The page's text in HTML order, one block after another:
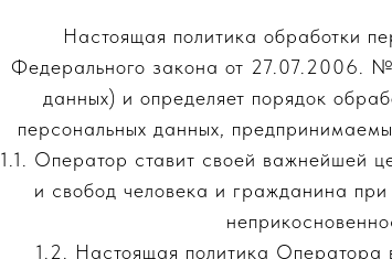
Настоящая политика обработки
Федерального закона от 27.07.2006.
данных) и определяет порядок
персональных данных,
1.1. Оператор ставит своей важнейшей
и свобод человека и гражданина
1.2. Настоящая политика Оператора